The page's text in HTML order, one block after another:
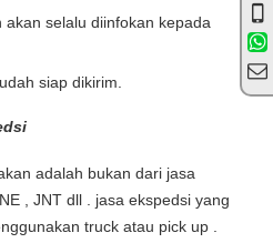
selalu diinfokan kepada
siap dikirim.
adalah bukan dari jasa
, JNT dll . jasa ekspedsi yang
truck atau pick up .